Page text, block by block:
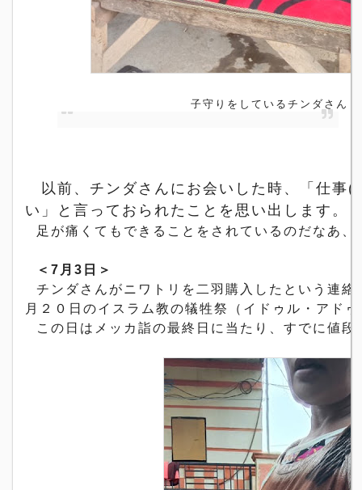
子守りをしているチンダさん
以前、チンダさんにお会いした時、「 仕事(
い」
と言っておられたことを思い出します。
足が痛くてもできることをされているのだなあ、
＜ 7 月 3 日＞
チンダさんがニワトリを二羽購入したという連絡
月２０日のイスラム教の犠牲祭（イドゥル・アド
この日はメッカ詣の最終日に当たり、 すでに値段